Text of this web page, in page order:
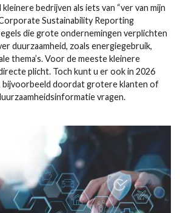
bedrijven als iets van “ver van mijn
Sustainability Reporting
die grote ondernemingen verplichten
duurzaamheid, zoals energiegebruik,
thema’s. Voor de meeste kleinere
plicht. Toch kunt u er ook in 2026
bijvoorbeeld doordat grotere klanten of
vragen.